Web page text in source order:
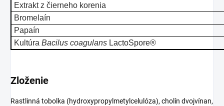
Extrakt z čierneho korenia
Bromelaín
Papaín
Kultúra Bacilus coagulans LactoSpore®
Zloženie
Rastlinná tobolka (hydroxypropylmetylcelulóza), cholín dvojvínan,